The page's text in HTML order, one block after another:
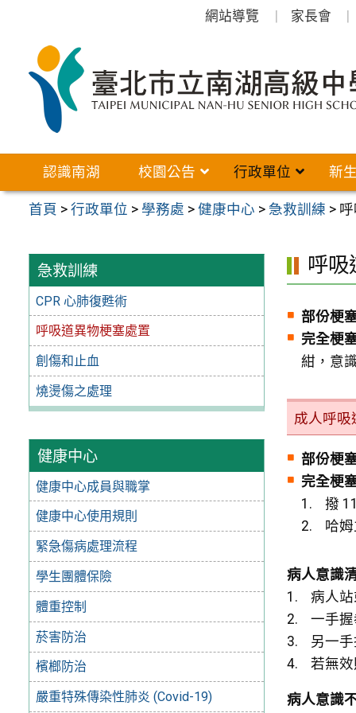
網站導覽 家長會
認識南湖 校園公告 行政單位 新
首頁 >行政單位 > 學務處 >健康中心 > 急救訓練 >
急救訓練
CPR 心肺復甦術
呼吸道異物梗塞處置
創傷和止血
燒燙傷之處理
健康中心
健康中心成員與職掌
健康中心使用規則
緊急傷病處理流程
學生團體保險
體重控制
菸害防治
檳榔防治
嚴重特殊傳染性肺炎 (Covid-19)
呼吸
部份梗
完全梗
紺，意
成人呼吸
部份梗
完全梗
撥
哈
病人意識
病人
一手
另一
若無
病人意識